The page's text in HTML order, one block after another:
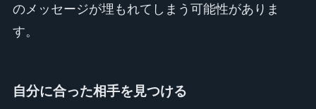
のメッセージが埋もれてしまう可能性がありま
す。
自分に合った相手を見つける